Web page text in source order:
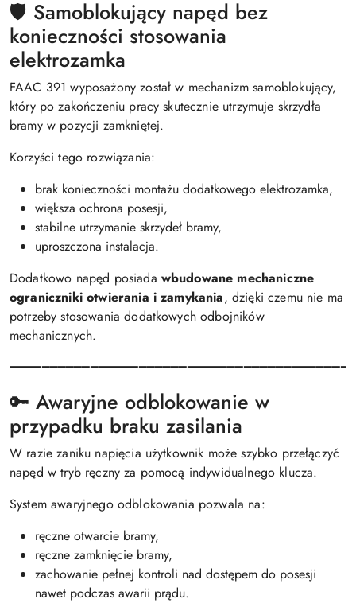
🛡️ Samoblokujący napęd bez
konieczności stosowania
elektrozamka
FAAC 391 wyposażony został w mechanizm samoblokujący,
który po zakończeniu pracy skutecznie utrzymuje skrzydła
bramy w pozycji zamkniętej.
Korzyści tego rozwiązania:
brak konieczności montażu dodatkowego elektrozamka,
większa ochrona posesji,
stabilne utrzymanie skrzydeł bramy,
uproszczona instalacja.
Dodatkowo napęd posiada wbudowane mechaniczne
ograniczniki otwierania i zamykania, dzięki czemu nie ma
potrzeby stosowania dodatkowych odbojników
mechanicznych.
🔑 Awaryjne odblokowanie w
przypadku braku zasilania
W razie zaniku napięcia użytkownik może szybko przełączyć
napęd w tryb ręczny za pomocą indywidualnego klucza.
System awaryjnego odblokowania pozwala na:
ręczne otwarcie bramy,
ręczne zamknięcie bramy,
zachowanie pełnej kontroli nad dostępem do posesji
nawet podczas awarii prądu.